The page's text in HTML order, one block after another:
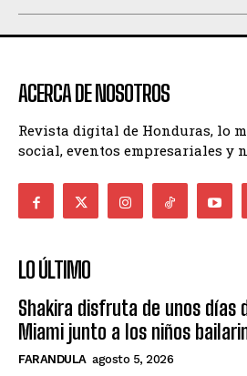
ACERCA DE NOSOTROS
Revista digital de Honduras, lo
social, eventos empresariales y
LO ÚLTIMO
Shakira disfruta de unos días
Miami junto a los niños
FARANDULA agosto 5, 2026